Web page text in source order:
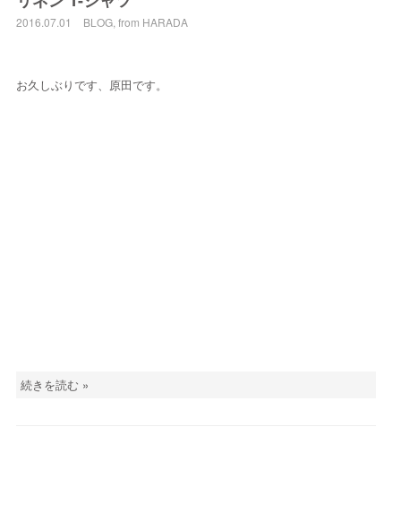
2016.07.01 BLOG, from HARADA
お久しぶりです、原田です。
続きを読む »